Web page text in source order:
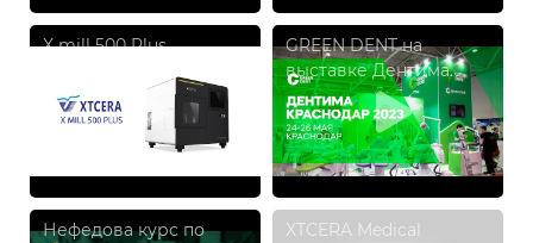
X mill 500 Plus
GREEN DENT на
выставке Дентима.
Краснодар 2023
Нефедова курс по
XTCERA Medical